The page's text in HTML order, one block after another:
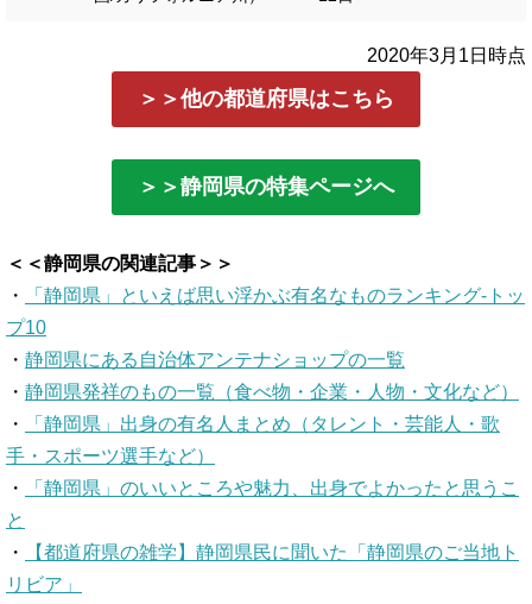
2020年3月1日時点
＞＞他の都道府県はこちら
＞＞静岡県の特集ページへ
＜＜静岡県の関連記事＞＞
・
「静岡県」といえば思い浮かぶ有名なものランキング-トッ
プ10
・ 静岡県にある自治体アンテナショップの一覧
・ 静岡県発祥のもの一覧（食べ物・企業・人物・文化など）
・
「静岡県」出身の有名人まとめ（タレント・芸能人・歌
手・スポーツ選手など）
・
「静岡県」のいいところや魅力、出身でよかったと思うこ
と
・
【都道府県の雑学】静岡県民に聞いた「静岡県のご当地ト
リビア」